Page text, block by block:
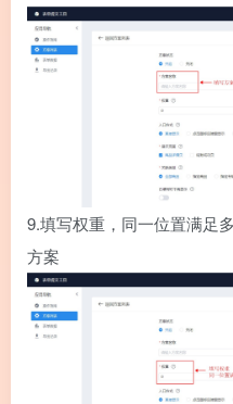
9.填写权重，同一位置满足
方案